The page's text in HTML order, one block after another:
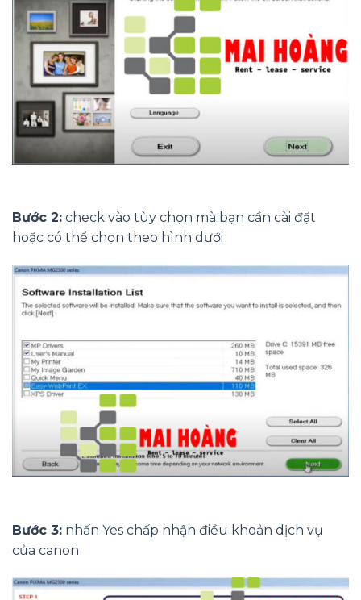
Bước 2: check vào tùy chọn mà bạn cần cài đặt
hoặc có thể chọn theo hình dưới
Bước 3: nhấn Yes chấp nhận điều khoản dịch vụ
của canon